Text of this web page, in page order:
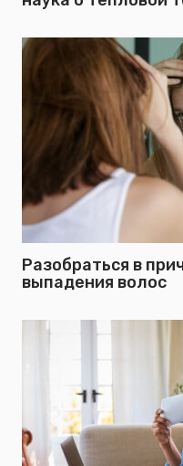
Разобраться в
выпадения волос